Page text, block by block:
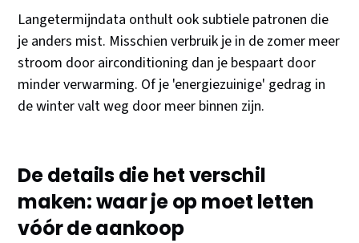
Langetermijndata onthult ook subtiele patronen die
je anders mist. Misschien verbruik je in de zomer meer
stroom door airconditioning dan je bespaart door
minder verwarming. Of je 'energiezuinige' gedrag in
de winter valt weg door meer binnen zijn.
De details die het verschil
maken: waar je op moet letten
vóór de aankoop